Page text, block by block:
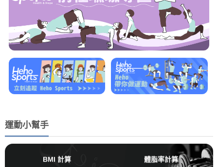
運動小幫手
BMI 計算 體脂率計算